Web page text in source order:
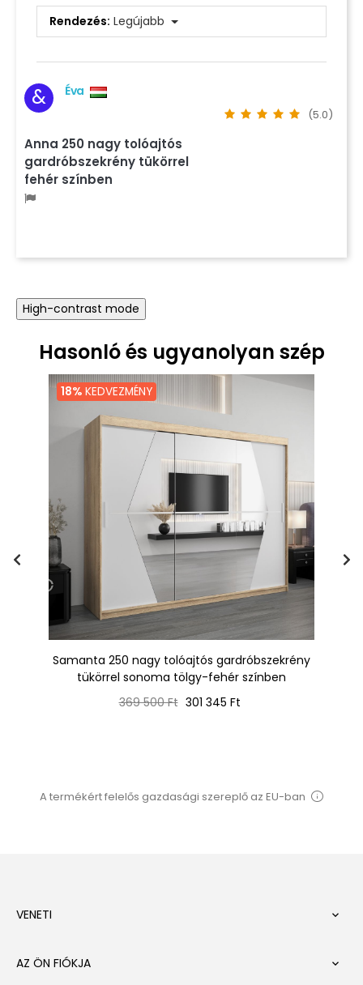
Rendezés: Legújabb
& Éva
(5.0)
Anna 250 nagy tolóajtós
gardróbszekrény tükörrel
fehér színben
High-contrast mode
Hasonló és ugyanolyan szép
18% KEDVEZMÉNY
Samanta 250 nagy tolóajtós gardróbszekrény
tükörrel sonoma tölgy-fehér színben
Normál
369 500 Ft Ár
301 345 Ft
A termékért felelős gazdasági szereplő az EU-ban
VENETI 
AZ ÖN FIÓKJA 